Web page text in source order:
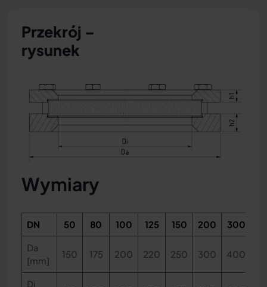
Przekrój –
rysunek
Wymiary
DN 50 80 100 125 150 200 300
Da
[mm]
150 175 200 220 250 300 400
Di